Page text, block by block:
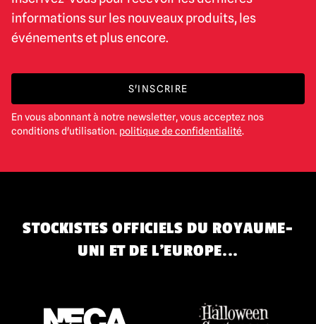
informations sur les nouveaux produits, les
événements et plus encore.
S'INSCRIRE
En vous abonnant à notre newsletter, vous acceptez nos
conditions d'utilisation. politique de confidentialité.
STOCKISTES OFFICIELS DU ROYAUME-
UNI ET DE L'EUROPE...